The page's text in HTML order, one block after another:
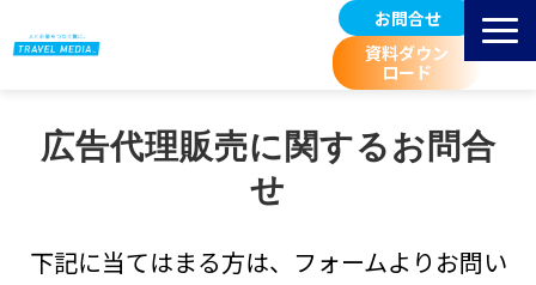
お問合せ
資料ダウン
ロード
選ばれる理由
掲載先 空港一覧
広告代理販売に関するお問合
せ
下記に当てはまる方は、フォームよりお問い